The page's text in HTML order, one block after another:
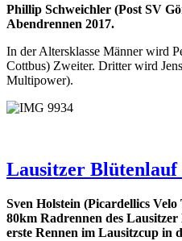
Phillip Schweichler (Post SV
Abendrennen 2017.
In der Altersklasse Männer wird
Cottbus) Zweiter. Dritter wird
Multipower).
Lausitzer Blütenlauf
Sven Holstein (Picardellics
80km Radrennen des
erste Rennen im Lausitzcup in